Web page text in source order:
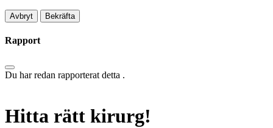
Bekräfta
Rapport
Du har redan rapporterat detta .
Hitta rätt kirurg!